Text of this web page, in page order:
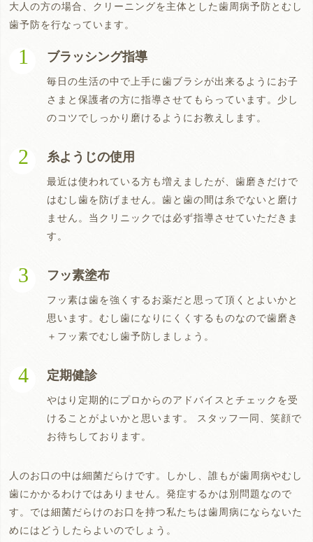
大人の方の場合、クリーニングを主体とした歯周病予防とむし
歯予防を行なっています。
ブラッシング指導
毎日の生活の中で上手に歯ブラシが出来るようにお子
さまと保護者の方に指導させてもらっています。少し
のコツでしっかり磨けるようにお教えします。
糸ようじの使用
最近は使われている方も増えましたが、歯磨きだけで
はむし歯を防げません。歯と歯の間は糸でないと磨け
ません。当クリニックでは必ず指導させていただきま
す。
フッ素塗布
フッ素は歯を強くするお薬だと思って頂くとよいかと
思います。むし歯になりにくくするものなので歯磨き
＋フッ素でむし歯予防しましょう。
定期健診
やはり定期的にプロからのアドバイスとチェックを受
けることがよいかと思います。 スタッフ一同、笑顔で
お待ちしております。
人のお口の中は細菌だらけです。しかし、誰もが歯周病やむし
歯にかかるわけではありません。発症するかは別問題なので
す。では細菌だらけのお口を持つ私たちは歯周病にならないた
めにはどうしたらよいのでしょう。